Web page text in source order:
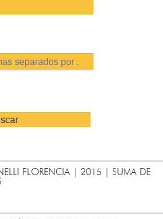
FLORENCIA | 2015 | SUMA DE